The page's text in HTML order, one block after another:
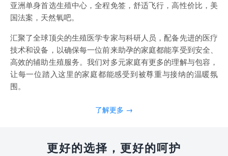
亚洲单身首选生殖中心，全程免签，舒适飞行，高性价比，美
国法案，天然氧吧。
汇聚了全球顶尖的生殖医学专家与科研人员，配备先进的医疗
技术和设备，以确保每一位前来助孕的家庭都能享受到安全、
高效的辅助生殖服务。我们对多元家庭有更多的理解与包容，
让每一位踏入这里的家庭都能感受到被尊重与接纳的温暖氛
围。
了解更多 →
更好的选择，更好的呵护